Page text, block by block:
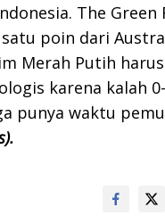
The Green
poin dari
Merah Putih
karena kalah
punya waktu